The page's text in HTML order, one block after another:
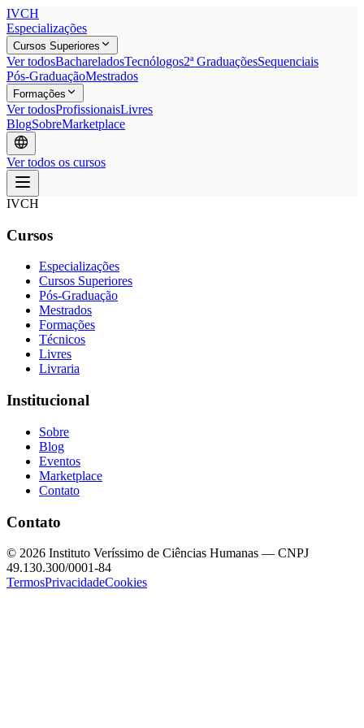
IVCH
Especializações
Cursos Superiores
Ver todosBachareladosTecnólogos2ª GraduaçõesSequenciais
Pós-GraduaçãoMestrados
Formações
Ver todosProfissionaisLivres
BlogSobreMarketplace
Ver todos os cursos
IVCH
Cursos
Especializações
Cursos Superiores
Pós-Graduação
Mestrados
Formações
Técnicos
Livres
Livraria
Institucional
Sobre
Blog
Eventos
Marketplace
Contato
Contato
© 2026 Instituto Veríssimo de Ciências Humanas — CNPJ
49.130.300/0001-84
TermosPrivacidadeCookies